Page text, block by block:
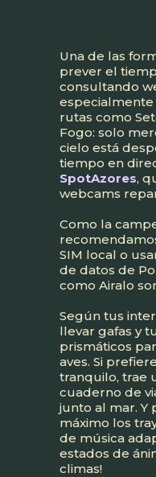
Una de las
prever el
consultando
rutas como
Fogo: solo
cielo está
tiempo en
SpotAzores,
webcams
Como la
SIM local o
de datos de
como Airalo
Según tus
llevar gafas y
prismáticos
aves. Si
tranquilo, trae
cuaderno de
junto al mar. Y
máximo los
de música
estados de
climas!